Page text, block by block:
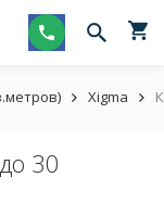
Xigma
30